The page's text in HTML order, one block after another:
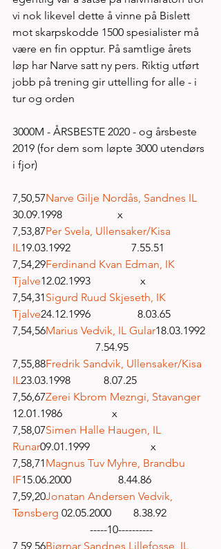
vi nok likevel dette å vinne på Bislett
mot skarpskodde 1500 spesialister må
være en fin opptur. På samtlige årets
løp har Narve satt ny pers. Riktig utført
jobb på trening gir uttelling for alle - i
tur og orden
3000M - ÅRSBESTE 2020 - og årsbeste
2019 (for dem som løpte 3000 utendørs
i fjor)
7,50,57Narve Gilje Nordås, Sandnes IL
30.09.1998                    x
7,53,87Per Svela, Ullensaker/Kisa
IL19.03.1992                      7.55.51
7,54,29Ferdinand Kvan Edman, IK
Tjalve12.02.1993                  x
7,54,31Sigurd Ruud Skjeseth, IK
Tjalve24.12.1996                 8.03.65
7,54,56Marius Vedvik, IL Gular18.03.1992
                              7.54.95
7,55,88Fredrik Sandvik, Ullensaker/Kisa
IL23.03.1998            8.07.25
7,56,67Zerei Kbrom Mezngi, Stavanger
12.01.1986                  x
7,58,07Simen Halle Haugen, IL
Runar09.01.1999                      x
7,58,71Magnus Tuv Myhre, Brandbu
IF15.06.2000                 8.44.86
7,59,20Jonatan Andersen Vedvik,
Tønsberg 02.05.2000        8.38.92
                            -----10----------
7,59,56Bjørnar Sandnes Lillefosse, IL